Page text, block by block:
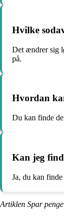
Hvilke
Det ændrer sig
på.
Hvordan
Du kan finde
Kan jeg
Ja, du kan
Artiklen Spar